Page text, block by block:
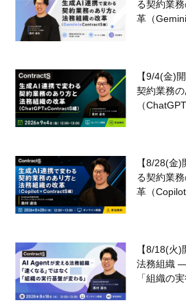
る契約業
革（
【9/4(金)
契約業務
（
【8/28(金
る契約業
革（
【8/18(火
法務組織
「組織の